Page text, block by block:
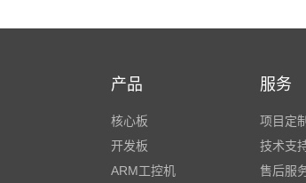
产品
核心板
开发板
ARM工控机
服务
项目定制
技术支
售后服